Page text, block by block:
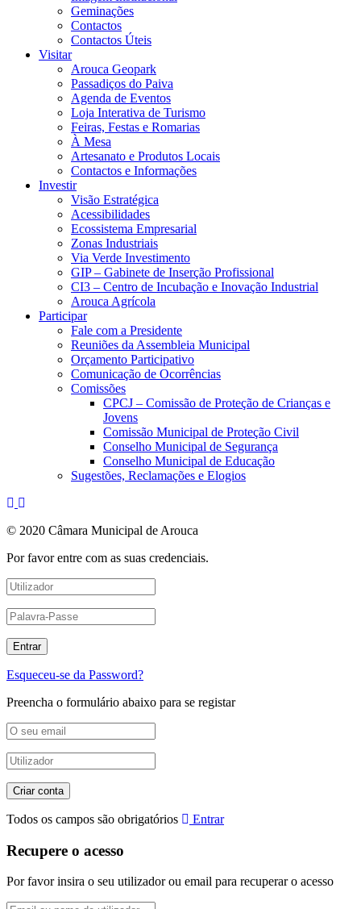
Geminações
Contactos
Contactos Úteis
Visitar
Arouca Geopark
Passadiços do Paiva
Agenda de Eventos
Loja Interativa de Turismo
Feiras, Festas e Romarias
À Mesa
Artesanato e Produtos Locais
Contactos e Informações
Investir
Visão Estratégica
Acessibilidades
Ecossistema Empresarial
Zonas Industriais
Via Verde Investimento
GIP – Gabinete de Inserção Profissional
CI3 – Centro de Incubação e Inovação Industrial
Arouca Agrícola
Participar
Fale com a Presidente
Reuniões da Assembleia Municipal
Orçamento Participativo
Comunicação de Ocorrências
Comissões
CPCJ – Comissão de Proteção de Crianças e
Jovens
Comissão Municipal de Proteção Civil
Conselho Municipal de Segurança
Conselho Municipal de Educação
Sugestões, Reclamações e Elogios
© 2020 Câmara Municipal de Arouca
Por favor entre com as suas credenciais.
Esqueceu-se da Password?
Preencha o formulário abaixo para se registar
Todos os campos são obrigatórios Entrar
Recupere o acesso
Por favor insira o seu utilizador ou email para recuperar o acesso